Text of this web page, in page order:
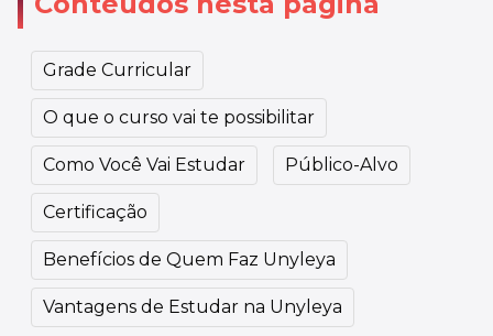
Grade Curricular
O que o curso vai te possibilitar
Como Você Vai Estudar Público-Alvo
Certificação
Benefícios de Quem Faz Unyleya
Vantagens de Estudar na Unyleya